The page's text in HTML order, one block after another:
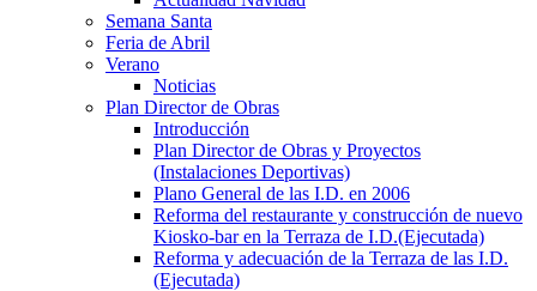
Semana Santa
Feria de Abril
Verano
Noticias
Plan Director de Obras
Introducción
Plan Director de Obras y Proyectos
(Instalaciones Deportivas)
Plano General de las I.D. en 2006
Reforma del restaurante y construcción de nuevo
Kiosko-bar en la Terraza de I.D.(Ejecutada)
Reforma y adecuación de la Terraza de las I.D.
(Ejecutada)